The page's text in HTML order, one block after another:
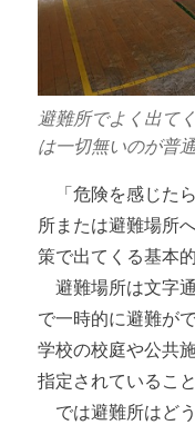
避難所でよく出て
は一切無いのが普通
「危険を感じた
所または避難場所
策で出てくる基本
避難場所は文字
で一時的に避難が
学校の校庭や公共
指定されているこ
では避難所はど